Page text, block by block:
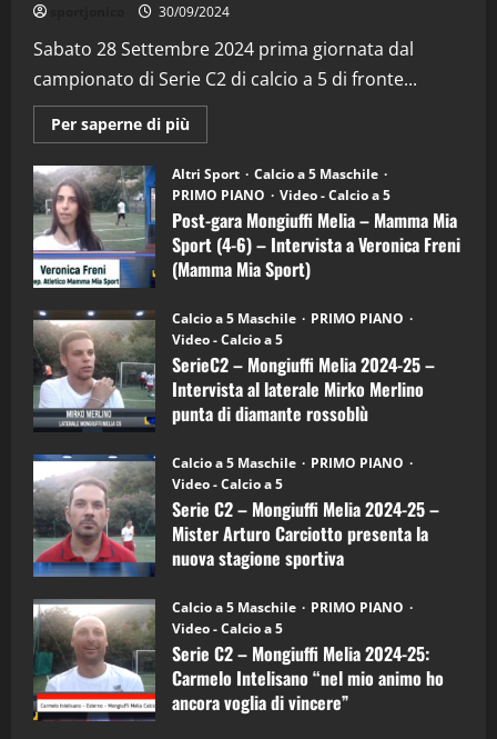
30/09/2024
Sabato 28 Settembre 2024 prima giornata dal
campionato di Serie C2 di calcio a 5 di fronte...
Per saperne di più
informazioni
Post-
gara
Mongiuffi
Melia
–
Mamma
Mia
Sport
6)
–
Intervista
a
mister
Arturo
Carciotto
(Mongiuffi
Altri Sport
Calcio a 5 Maschile
PRIMO PIANO
Video - Calcio a 5
Post-gara Mongiuffi Melia – Mamma Mia
Sport (4-6) – Intervista a Veronica Freni
(Mamma Mia Sport)
Calcio a 5 Maschile
PRIMO PIANO
Video - Calcio a 5
SerieC2 – Mongiuffi Melia 2024-25 –
Intervista al laterale Mirko Merlino
punta di diamante rossoblù
Calcio a 5 Maschile
PRIMO PIANO
Video - Calcio a 5
Serie C2 – Mongiuffi Melia 2024-25 –
Mister Arturo Carciotto presenta la
nuova stagione sportiva
Calcio a 5 Maschile
PRIMO PIANO
Video - Calcio a 5
Serie C2 – Mongiuffi Melia 2024-25:
Carmelo Intelisano “nel mio animo ho
ancora voglia di vincere”
2
“SportEmpire” in Podcast: 29^ Puntata
(Martedi 28 Aprile 2026)
28/04/2026
3
"SportEmpire" in Podcast
“SportEmpire” in Podcast: 28^ Puntata
(Martedi 21 Aprile 2026)
21/04/2026
4
“SportEmpire” in Podcast: 27^ Puntata
(Martedi 14 Aprile 2026)
15/04/2026
5
“SportEmpire” in Podcast: 26^ Puntata
(Martedi 07 Aprile 2026)
08/04/2026
1
“SportEmpire” in Podcast: 30^ Puntata
(Martedi 05 Maggio 2026)
08/05/2026